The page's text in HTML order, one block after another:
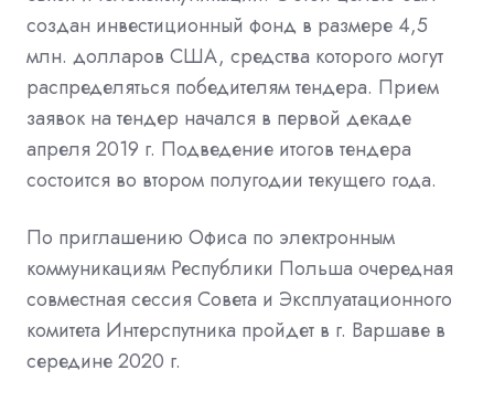
создан инвестиционный фонд в размере 4,5
млн. долларов США, средства которого могут
распределяться победителям тендера. Прием
заявок на тендер начался в первой декаде
апреля 2019 г. Подведение итогов тендера
состоится во втором полугодии текущего года.
По приглашению Офиса по электронным
коммуникациям Республики Польша очередная
совместная сессия Совета и Эксплуатационного
комитета Интерспутника пройдет в г. Варшаве в
середине2020 г.